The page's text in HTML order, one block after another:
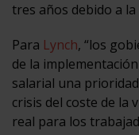
tres años debido a
Para Lynch, “los
de la
salarial una
crisis del coste de la
real para los